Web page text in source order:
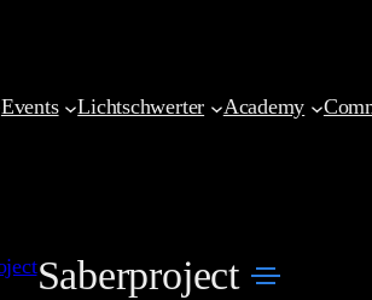
Events Lichtschwerter Academy
Saberproject